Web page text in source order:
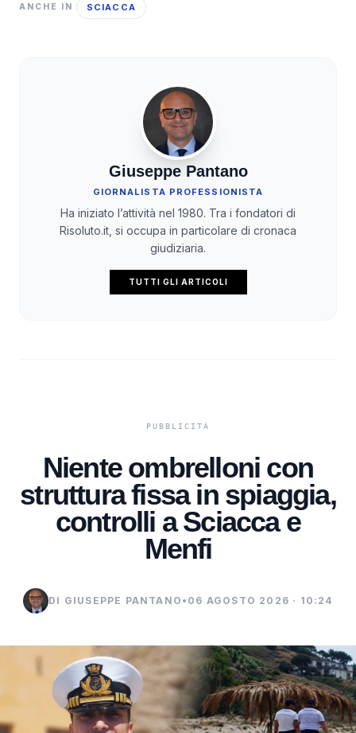
ANCHE IN SCIACCA
Giuseppe Pantano
GIORNALISTA PROFESSIONISTA
Ha iniziato l’attività nel 1980. Tra i fondatori di
Risoluto.it, si occupa in particolare di cronaca
giudiziaria.
TUTTI GLI ARTICOLI
Niente ombrelloni con
struttura fissa in spiaggia,
controlli a Sciacca e
Menfi
DI GIUSEPPE PANTANO • 06 AGOSTO 2026 · 10:24